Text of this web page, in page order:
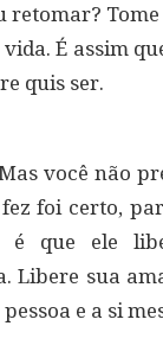
retomar?
É assim
quis ser.
você não
foi certo,
é que ele
Libere sua
e a si